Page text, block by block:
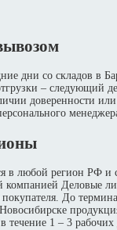
дни со складов в
– следующий
доверенности
в любой регион РФ и
компанией Деловые
До
течение 1 – 3